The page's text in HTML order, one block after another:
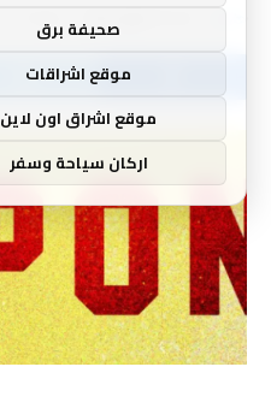
صحيفة برق
موقع اشراقات
موقع اشراق اون لاين
اركان سياحة وسفر